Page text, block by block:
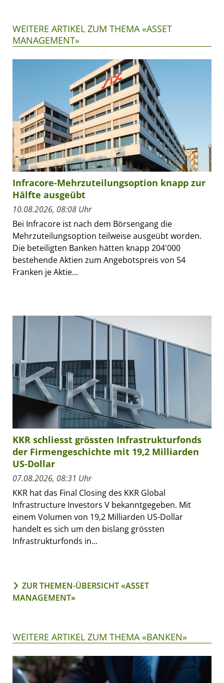
WEITERE ARTIKEL ZUM THEMA «ASSET
MANAGEMENT»
Infracore-Mehrzuteilungsoption knapp zur
Hälfte ausgeübt
10.08.2026, 08:08 Uhr
Bei Infracore ist nach dem Börsengang die
Mehrzuteilungsoption teilweise ausgeübt worden.
Die beteiligten Banken hätten knapp 204'000
bestehende Aktien zum Angebotspreis von 54
Franken je Aktie...
KKR schliesst grössten Infrastrukturfonds
der Firmengeschichte mit 19,2 Milliarden
US-Dollar
07.08.2026, 08:31 Uhr
KKR hat das Final Closing des KKR Global
Infrastructure Investors V bekanntgegeben. Mit
einem Volumen von 19,2 Milliarden US-Dollar
handelt es sich um den bislang grössten
Infrastrukturfonds in...
ZUR THEMEN-ÜBERSICHT «ASSET
MANAGEMENT»
WEITERE ARTIKEL ZUM THEMA «BANKEN»